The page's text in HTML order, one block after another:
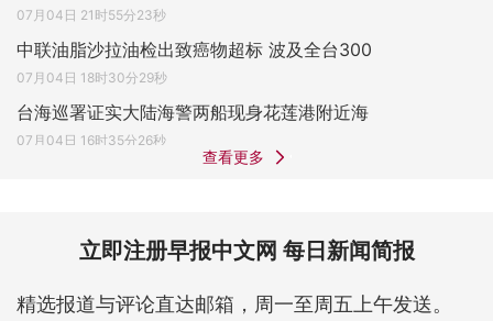
07月04日 21时55分23秒
中联油脂沙拉油检出致癌物超标 波及全台300
07月04日 18时30分29秒
台海巡署证实大陆海警两船现身花莲港附近海
07月04日 16时35分26秒
查看更多
立即注册早报中文网 每日新闻简报
精选报道与评论直达邮箱，周一至周五上午发送。